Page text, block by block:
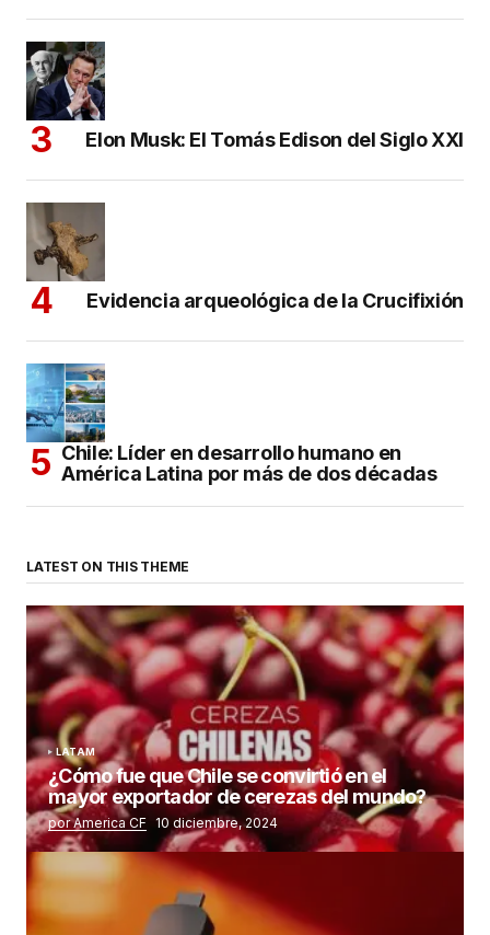
Elon Musk: El Tomás Edison del Siglo XXI
Evidencia arqueológica de la Crucifixión
Chile: Líder en desarrollo humano en
América Latina por más de dos décadas
LATEST ON THIS THEME
LATAM
¿Cómo fue que Chile se convirtió en el
mayor exportador de cerezas del mundo?
por America CF 10 diciembre, 2024